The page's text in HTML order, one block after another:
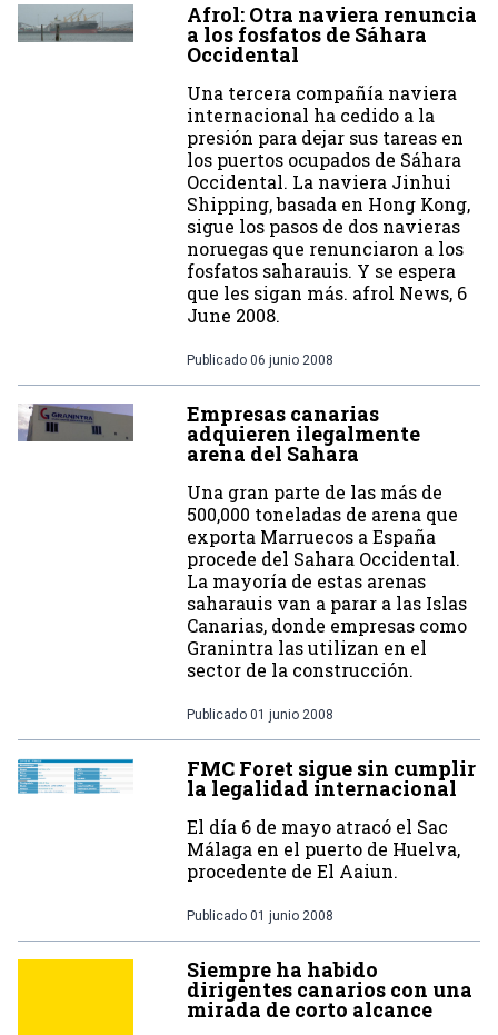
Afrol: Otra naviera renuncia
a los fosfatos de Sáhara
Occidental
Una tercera compañía naviera
internacional ha cedido a la
presión para dejar sus tareas en
los puertos ocupados de Sáhara
Occidental. La naviera Jinhui
Shipping, basada en Hong Kong,
sigue los pasos de dos navieras
noruegas que renunciaron a los
fosfatos saharauis. Y se espera
que les sigan más. afrol News, 6
June 2008.
Publicado 06 junio 2008
Empresas canarias
adquieren ilegalmente
arena del Sahara
Una gran parte de las más de
500,000 toneladas de arena que
exporta Marruecos a España
procede del Sahara Occidental.
La mayoría de estas arenas
saharauis van a parar a las Islas
Canarias, donde empresas como
Granintra las utilizan en el
sector de la construcción.
Publicado 01 junio 2008
FMC Foret sigue sin cumplir
la legalidad internacional
El día 6 de mayo atracó el Sac
Málaga en el puerto de Huelva,
procedente de El Aaiun.
Publicado 01 junio 2008
Siempre ha habido
dirigentes canarios con una
mirada de corto alcance